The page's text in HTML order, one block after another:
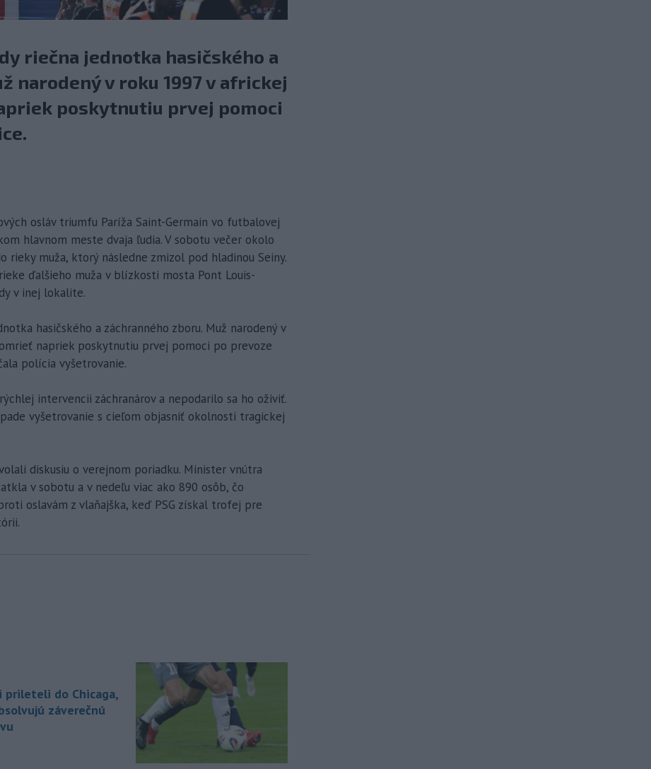
riečna jednotka hasičského a
narodený v roku 1997 v africkej
poskytnutiu prvej pomoci
osláv triumfu Paríža Saint-Germain vo futbalovej
hlavnom meste dvaja ľudia. V sobotu večer okolo
rieky muža, ktorý následne zmizol pod hladinou Seiny.
ďalšieho muža v blízkosti mosta Pont Louis-
v inej lokalite.
hasičského a záchranného zboru. Muž narodený v
napriek poskytnutiu prvej pomoci po prevoze
polícia vyšetrovanie.
intervencii záchranárov a nepodarilo sa ho oživiť.
vyšetrovanie s cieľom objasniť okolnosti tragickej
diskusiu o verejnom poriadku. Minister vnútra
v sobotu a v nedeľu viac ako 890 osôb, čo
oslavám z vlaňajška, keď PSG získal trofej pre
prileteli do Chicaga,
záverečnú